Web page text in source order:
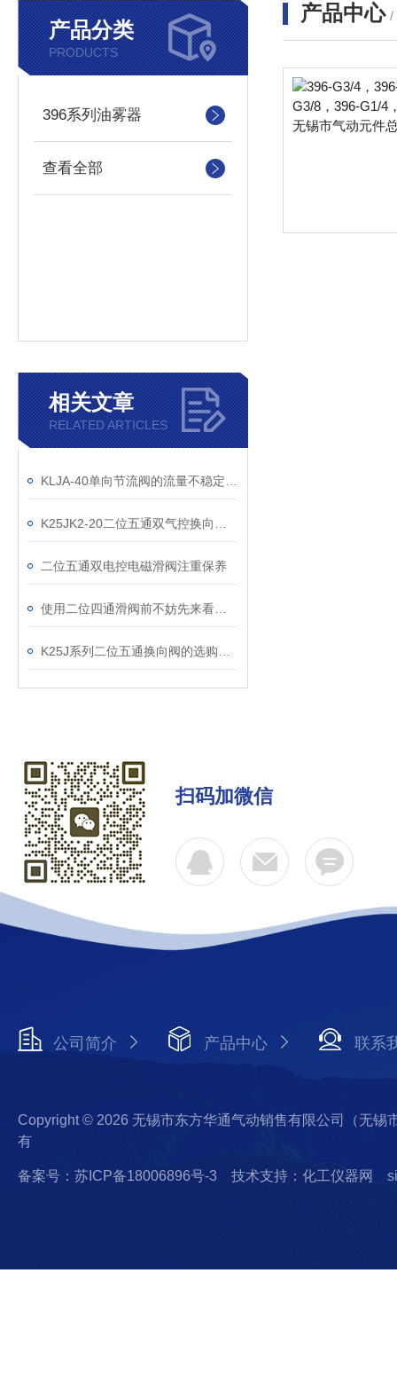
产品分类
PRODUCTS
396系列油雾器
查看全部
相关文章
RELATED ARTICLES
二位五通双电控电磁滑阀注重保养
产品中心 /
扫码加微信
公司简介 产品中心 联系
Copyright © 2026 无锡市东方华通气动销售有限公司（无锡
有
备案号：苏ICP备18006896号-3 技术支持：化工仪器网